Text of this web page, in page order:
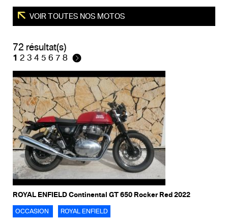
VOIR TOUTES NOS MOTOS
72 résultat(s)
1 2 3 4 5 6 7 8
ROYAL ENFIELD Continental GT 650 Rocker Red 2022
OCCASION ROYAL ENFIELD